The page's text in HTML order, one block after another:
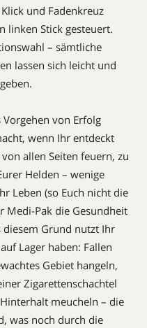
und Fadenkreuz
linken Stick gesteuert.
– sämtliche
lassen sich leicht und
von Erfolg
wenn Ihr entdeckt
allen Seiten feuern, zu
Helden – wenige
Leben (so Euch nicht die
Medi-Pak die Gesundheit
Grund nutzt Ihr
Lager haben: Fallen
Gebiet hangeln,
Zigaretten­schachtel
meucheln – die
was noch durch die